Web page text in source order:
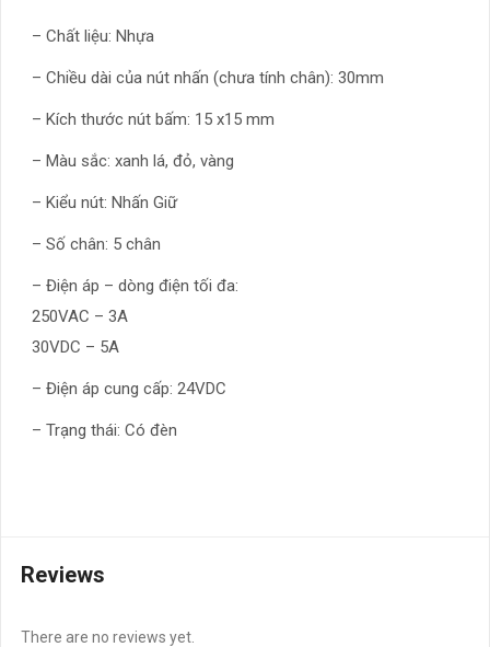
– Chất liệu: Nhựa
– Chiều dài của nút nhấn (chưa tính chân): 30mm
– Kích thước nút bấm: 15 x15 mm
– Màu sắc: xanh lá, đỏ, vàng
– Kiểu nút: Nhấn Giữ
– Số chân: 5 chân
– Điện áp – dòng điện tối đa:
250VAC – 3A
30VDC – 5A
– Điện áp cung cấp: 24VDC
– Trạng thái: Có đèn
Reviews
There are no reviews yet.